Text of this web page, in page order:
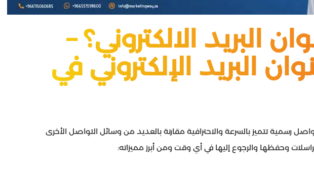
البريد الالكتروني؟ –
البريد الإلكتروني في
رسمية تتميز بالسرعة والاحترافية مقارنة بالعديد من وسائل التواصل الأخرى
وحفظها والرجوع إليها في أي وقت ومن أبرز مميزاته: